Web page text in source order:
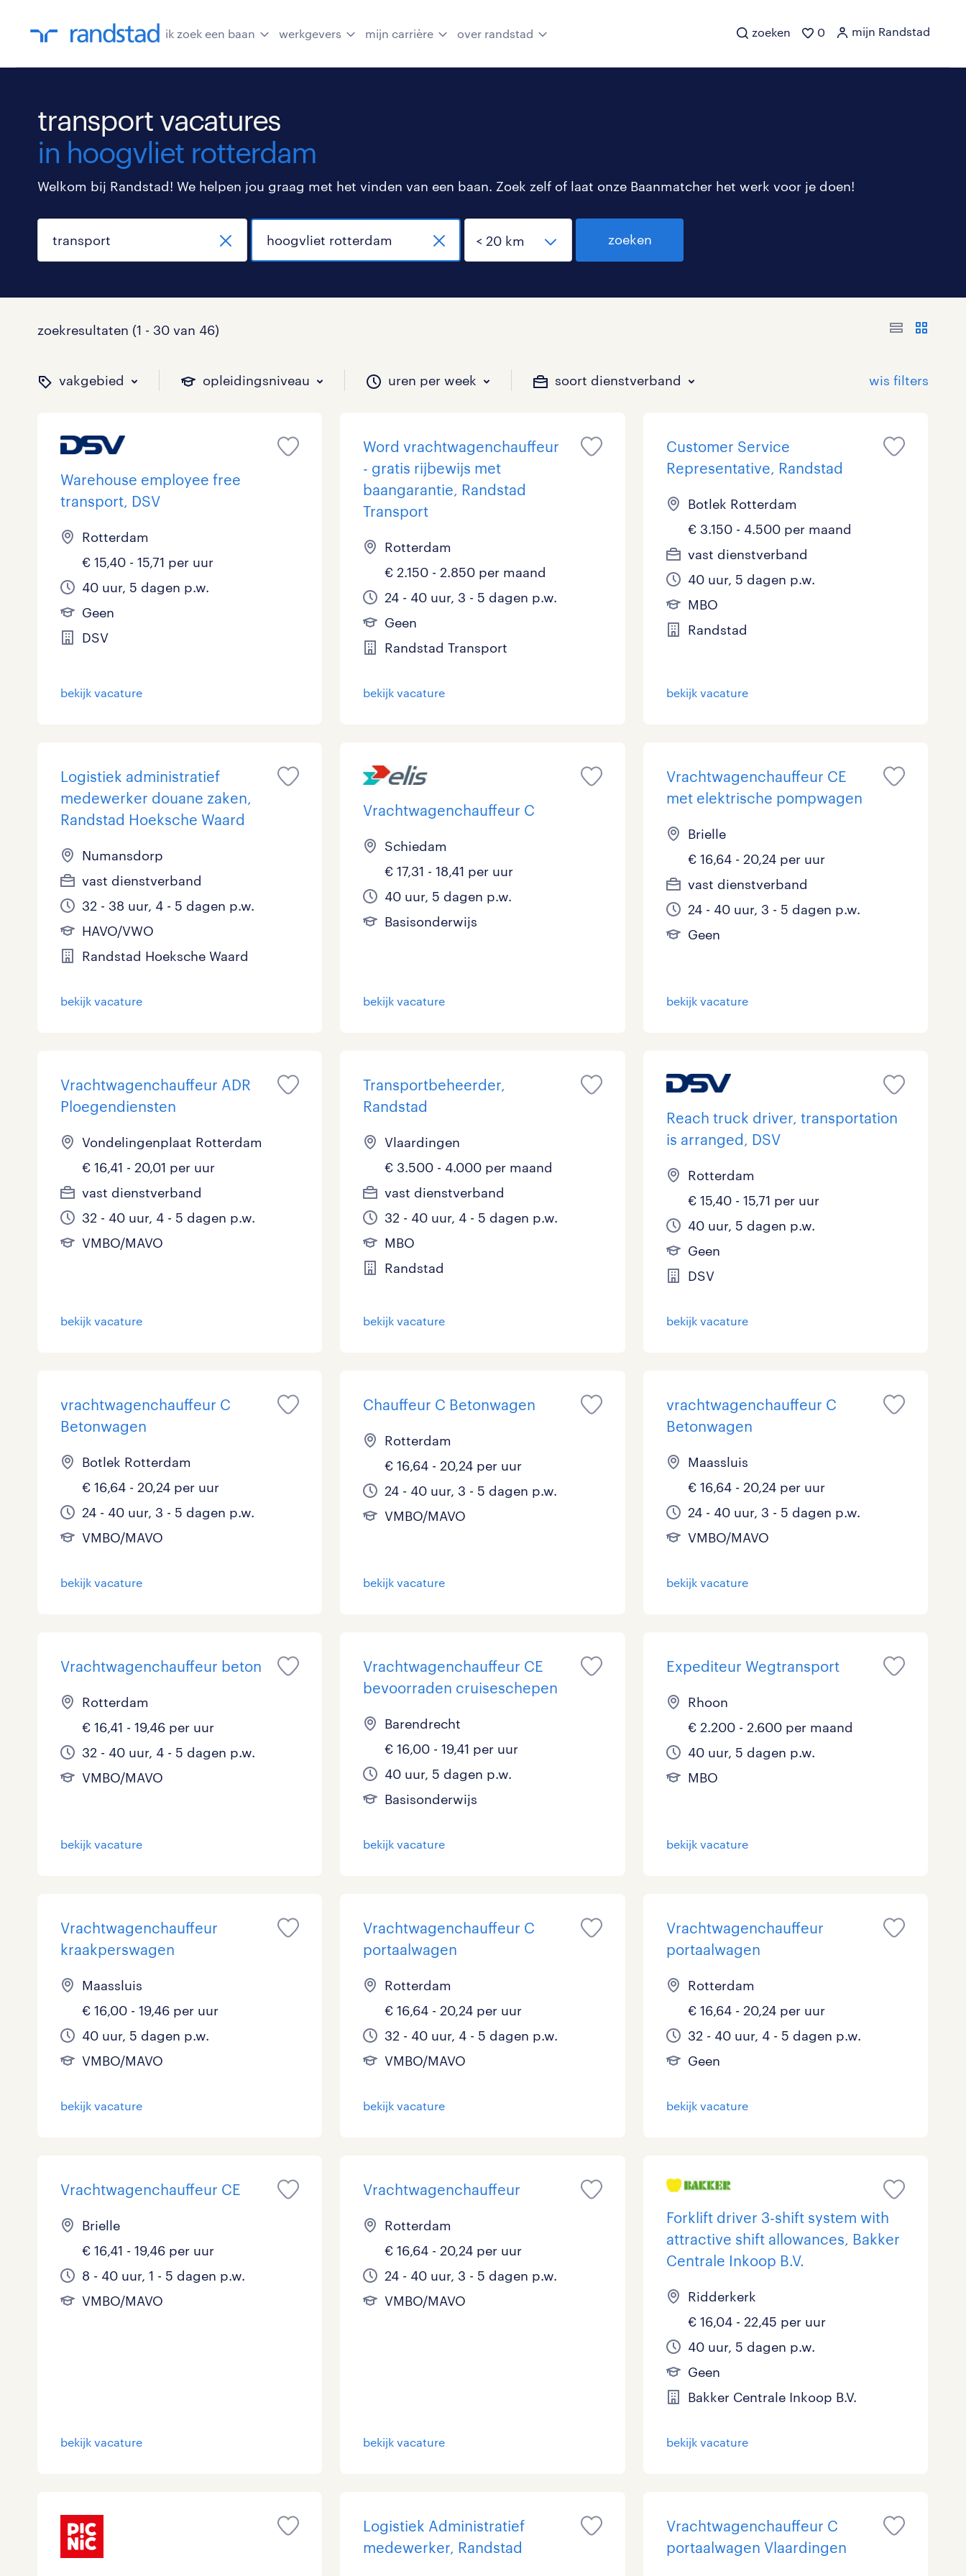
ik zoek een baan werkgevers mijn carrière over randstad zoeken 0 mijn Randstad
transport vacatures
in hoogvliet rotterdam
Welkom bij Randstad! We helpen jou graag met het vinden van een baan. Zoek zelf of laat onze Baanmatcher het werk voor je doen!
zoeken
zoekresultaten (1 - 30 van 46)
vakgebied opleidingsniveau uren per week soort dienstverband
binnen welk vakgebied wil je werken?
Administratief 1
Callcenter / Contactcenter Commercieel / Verkoop 0
Engineering 0 Financieel 0 Horeca / Catering
ICT Industrieel / Productie Juridisch 0
Medisch Onderwijs 0 Overheid 0
Supply chain & procurement
Webcare 0
toon 46 resultaten
op welk niveau zoek je vacatures?
Basisonderwijs HAVO/VWO 1
HBO 0 MBO
MBO, HAVO, VWO 0 Master 0 Ondersteunend onderwijs
VMBO/MAVO WO 0
hoeveel uren per week wil je werken?
0 - 8 uur 17 - 24 uur 9
25 - 32 uur 11 37 - 40+ uur 20
toon 46 resultaten
welk soort dienstverband zou jij willen?
Detachering Tijdelijk met uitzicht op vast 35
Vast 8
toon 46 resultaten
Warehouse employee free
transport, DSV
Rotterdam
€ 15,40 - 15,71 per uur
40 uur, 5 dagen p.w.
Geen
DSV
bekijk vacature
Word vrachtwagenchauffeur
- gratis rijbewijs met
baangarantie, Randstad
Transport
Rotterdam
€ 2.150 - 2.850 per maand
24 - 40 uur, 3 - 5 dagen p.w.
Geen
Randstad Transport
bekijk vacature
Customer Service
Representative, Randstad
Botlek Rotterdam
€ 3.150 - 4.500 per maand
vast dienstverband
40 uur, 5 dagen p.w.
MBO
Randstad
bekijk vacature
Logistiek administratief
medewerker douane zaken,
Randstad Hoeksche Waard
Numansdorp
vast dienstverband
32 - 38 uur, 4 - 5 dagen p.w.
HAVO/VWO
Randstad Hoeksche Waard
bekijk vacature
Vrachtwagenchauffeur C
Schiedam
€ 17,31 - 18,41 per uur
40 uur, 5 dagen p.w.
Basisonderwijs
bekijk vacature
Vrachtwagenchauffeur CE
met elektrische pompwagen
Brielle
€ 16,64 - 20,24 per uur
vast dienstverband
24 - 40 uur, 3 - 5 dagen p.w.
Geen
bekijk vacature
Vrachtwagenchauffeur ADR
Ploegendiensten
Vondelingenplaat Rotterdam
€ 16,41 - 20,01 per uur
vast dienstverband
32 - 40 uur, 4 - 5 dagen p.w.
VMBO/MAVO
bekijk vacature
Transportbeheerder,
Randstad
Vlaardingen
€ 3.500 - 4.000 per maand
vast dienstverband
32 - 40 uur, 4 - 5 dagen p.w.
MBO
Randstad
bekijk vacature
Reach truck driver, transportation
is arranged, DSV
Rotterdam
€ 15,40 - 15,71 per uur
40 uur, 5 dagen p.w.
Geen
DSV
bekijk vacature
vrachtwagenchauffeur C
Betonwagen
Botlek Rotterdam
€ 16,64 - 20,24 per uur
24 - 40 uur, 3 - 5 dagen p.w.
VMBO/MAVO
bekijk vacature
Chauffeur C Betonwagen
Rotterdam
€ 16,64 - 20,24 per uur
24 - 40 uur, 3 - 5 dagen p.w.
VMBO/MAVO
bekijk vacature
vrachtwagenchauffeur C
Betonwagen
Maassluis
€ 16,64 - 20,24 per uur
24 - 40 uur, 3 - 5 dagen p.w.
VMBO/MAVO
bekijk vacature
Vrachtwagenchauffeur beton
Rotterdam
€ 16,41 - 19,46 per uur
32 - 40 uur, 4 - 5 dagen p.w.
VMBO/MAVO
bekijk vacature
Vrachtwagenchauffeur CE
bevoorraden cruiseschepen
Barendrecht
€ 16,00 - 19,41 per uur
40 uur, 5 dagen p.w.
Basisonderwijs
bekijk vacature
Expediteur Wegtransport
Rhoon
€ 2.200 - 2.600 per maand
40 uur, 5 dagen p.w.
MBO
bekijk vacature
Vrachtwagenchauffeur
kraakperswagen
Maassluis
€ 16,00 - 19,46 per uur
40 uur, 5 dagen p.w.
VMBO/MAVO
bekijk vacature
Vrachtwagenchauffeur C
portaalwagen
Rotterdam
€ 16,64 - 20,24 per uur
32 - 40 uur, 4 - 5 dagen p.w.
VMBO/MAVO
bekijk vacature
Vrachtwagenchauffeur
portaalwagen
Rotterdam
€ 16,64 - 20,24 per uur
32 - 40 uur, 4 - 5 dagen p.w.
Geen
bekijk vacature
Vrachtwagenchauffeur CE
Brielle
€ 16,41 - 19,46 per uur
8 - 40 uur, 1 - 5 dagen p.w.
VMBO/MAVO
bekijk vacature
Vrachtwagenchauffeur
Rotterdam
€ 16,64 - 20,24 per uur
24 - 40 uur, 3 - 5 dagen p.w.
VMBO/MAVO
bekijk vacature
Forklift driver 3-shift system with
attractive shift allowances, Bakker
Centrale Inkoop B.V.
Ridderkerk
€ 16,04 - 22,45 per uur
40 uur, 5 dagen p.w.
Geen
Bakker Centrale Inkoop B.V.
bekijk vacature
Logistiek Administratief
medewerker, Randstad
Vrachtwagenchauffeur C
portaalwagen Vlaardingen